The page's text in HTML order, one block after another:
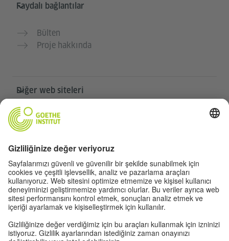
Faydalı bağlantılar
Bülten
Proje hakkında
Diğer web siteleri
Community „Deutsch für dich“
Öğretmen portalı “Deutschstunde”
Gizlilik ve erişilebilirlik
Gizlilik ayarları
Erişilebilirlik